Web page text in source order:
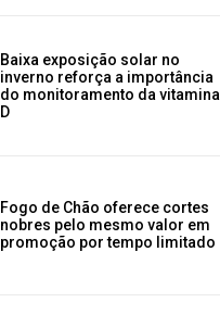
Baixa exposição solar no
inverno reforça a importância
do monitoramento da vitamina
D
Fogo de Chão oferece cortes
nobres pelo mesmo valor em
promoção por tempo limitado